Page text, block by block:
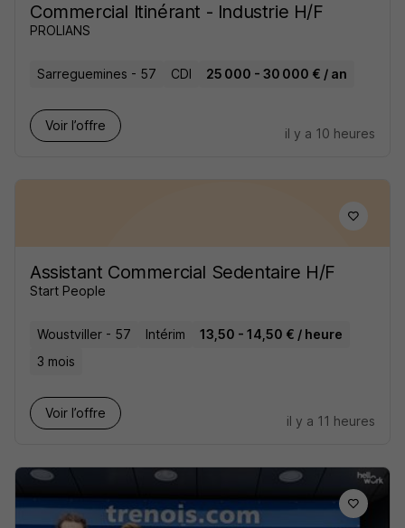
Commercial Itinérant - Industrie H/F
PROLIANS
Sarreguemines - 57 CDI 25 000 - 30 000 € / an
Voir l’offre
il y a 10 heures
Assistant Commercial Sedentaire H/F
Start People
Woustviller - 57 Intérim
13,50 - 14,50 € / heure
3 mois
Voir l’offre
il y a 11 heures